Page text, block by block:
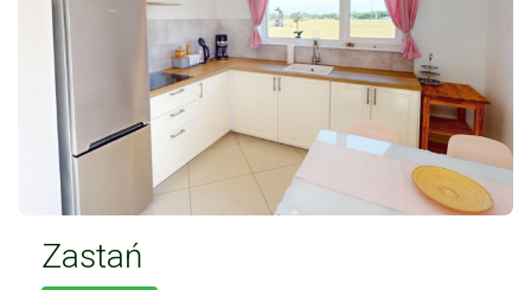
Zastań